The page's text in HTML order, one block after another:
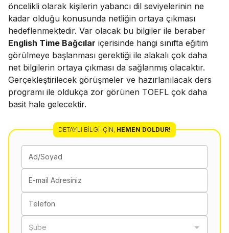
öncelikli olarak kişilerin yabancı dil seviyelerinin ne
kadar olduğu konusunda netliğin ortaya çıkması
hedeflenmektedir. Var olacak bu bilgiler ile beraber
English Time Bağcılar içerisinde hangi sınıfta eğitim
görülmeye başlanması gerektiği ile alakalı çok daha
net bilgilerin ortaya çıkması da sağlanmış olacaktır.
Gerçekleştirilecek görüşmeler ve hazırlanılacak ders
programı ile oldukça zor görünen TOEFL çok daha
basit hale gelecektir.
DETAYLI BILGI İÇIN, HEMEN DOLDUR!
Ad/Soyad
E-mail Adresiniz
Telefon
Şube